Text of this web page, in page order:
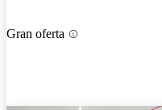
Gran oferta